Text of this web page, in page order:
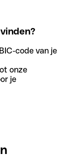
code van je
onze
je